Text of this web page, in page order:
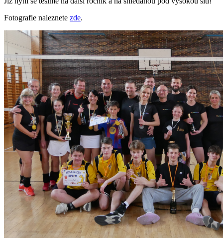
Fotografie naleznete zde.